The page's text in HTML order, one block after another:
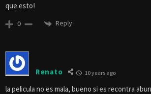
que esto!
0 Reply
Renato 10 years ago
la pelicula no es mala, bueno si es recontra